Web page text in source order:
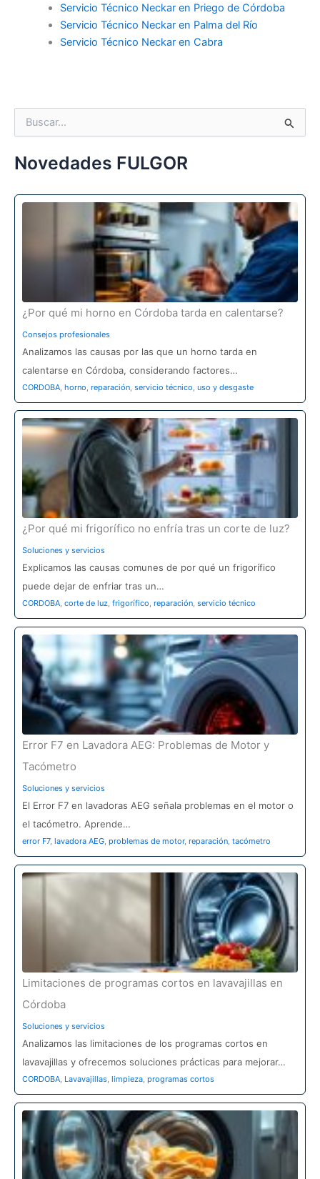
Servicio Técnico Neckar en Priego de Córdoba
Servicio Técnico Neckar en Palma del Río
Servicio Técnico Neckar en Cabra
c
a
p
Novedades FULGOR
¿Por qué mi horno en Córdoba tarda en calentarse?
Consejos profesionales
Analizamos las causas por las que un horno tarda en
calentarse en Córdoba, considerando factores…
CORDOBA horno reparación servicio técnico uso y desgaste
¿Por qué mi frigorífico no enfría tras un corte de luz?
Soluciones y servicios
Explicamos las causas comunes de por qué un frigorífico
puede dejar de enfriar tras un…
CORDOBA, corte de luz, frigorífico, reparación, servicio técnico
Error F7 en Lavadora AEG: Problemas de Motor y
Tacómetro
Soluciones y servicios
El Error F7 en lavadoras AEG señala problemas en el motor o
el tacómetro. Aprende…
error F7, lavadora AEG, problemas de motor, reparación, tacómetro
Limitaciones de programas cortos en lavavajillas en
Córdoba
Soluciones y servicios
Analizamos las limitaciones de los programas cortos en
lavavajillas y ofrecemos soluciones prácticas para mejorar…
CORDOBA, Lavavajillas, limpieza, programas cortos